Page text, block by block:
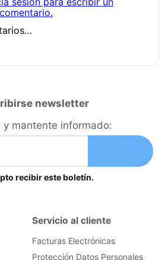
comentario.
newsletter
y mantente informado:
recibir este boletín.
Servicio al cliente
Facturas Electrónicas
Protección Datos Personales